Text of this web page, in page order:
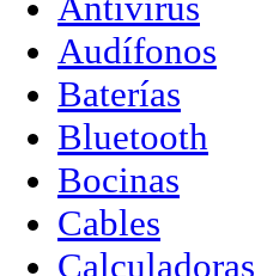
Audífonos
Baterías
Bluetooth
Bocinas
Cables
Calculadoras